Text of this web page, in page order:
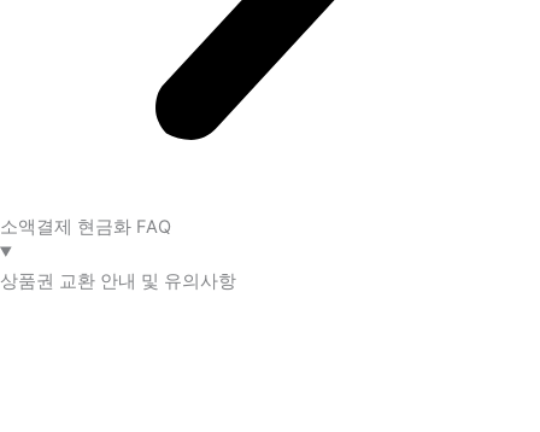
소액결제 현금화 FAQ​
상품권 교환 안내 및 유의사항